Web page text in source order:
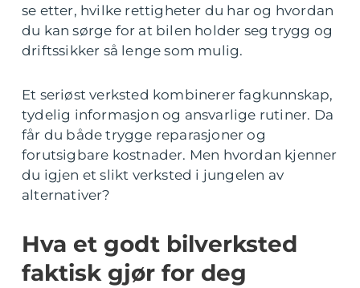
se etter, hvilke rettigheter du har og hvordan
du kan sørge for at bilen holder seg trygg og
driftssikker så lenge som mulig.
Et seriøst verksted kombinerer fagkunnskap,
tydelig informasjon og ansvarlige rutiner. Da
får du både trygge reparasjoner og
forutsigbare kostnader. Men hvordan kjenner
du igjen et slikt verksted i jungelen av
alternativer?
Hva et godt bilverksted
faktisk gjør for deg